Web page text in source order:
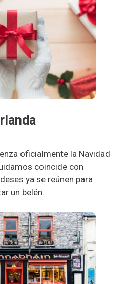
oficialmente la Navidad
coincide con
ya se reúnen para
un belén.